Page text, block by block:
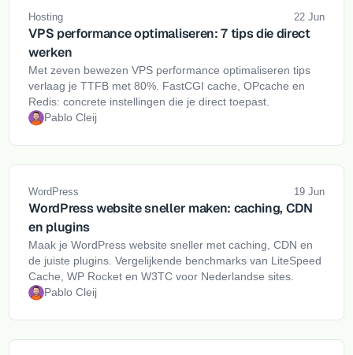
Hosting 22 Jun
VPS performance optimaliseren: 7 tips die direct
werken
Met zeven bewezen VPS performance optimaliseren tips
verlaag je TTFB met 80%. FastCGI cache, OPcache en
Redis: concrete instellingen die je direct toepast.
Pablo Cleij
WordPress 19 Jun
WordPress website sneller maken: caching, CDN
en plugins
Maak je WordPress website sneller met caching, CDN en
de juiste plugins. Vergelijkende benchmarks van LiteSpeed
Cache, WP Rocket en W3TC voor Nederlandse sites.
Pablo Cleij